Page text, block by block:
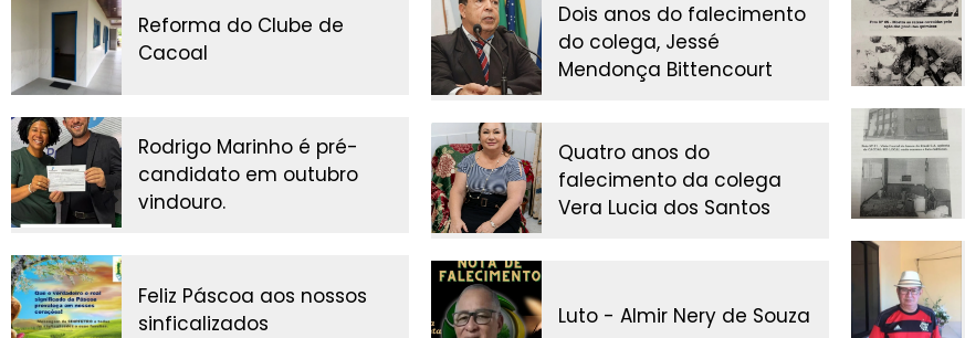
Reforma do Clube de
Cacoal
Rodrigo Marinho é pré-
candidato em outubro
vindouro.
Feliz Páscoa aos nossos
sinficalizados
Dois anos do falecimento
do colega, Jessé
Mendonça Bittencourt
Quatro anos do
falecimento da colega
Vera Lucia dos Santos
Luto - Almir Nery de Souza